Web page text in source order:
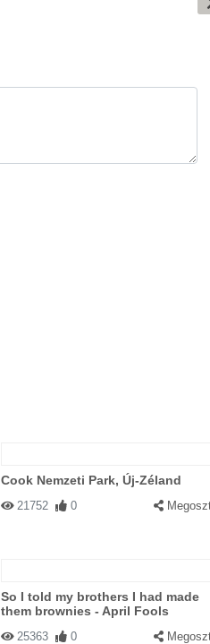
Cook Nemzeti Park, Új-Zéland
21752 0
So I told my brothers I had made
them brownies - April Fools
25363 0